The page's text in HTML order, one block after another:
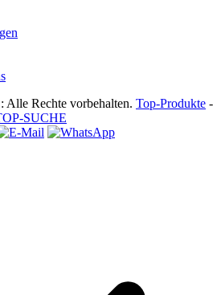
Rechte vorbehalten. Top-Produkte -
SUCHE